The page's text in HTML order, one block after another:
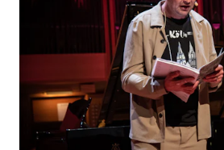
Biblioteket
Hvem gjør hva i administrasjonen?